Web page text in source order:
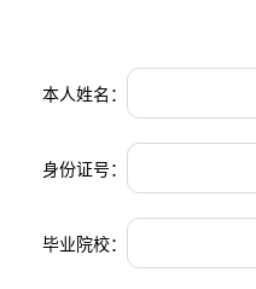
本人姓名：
身份证号：
毕业院校：